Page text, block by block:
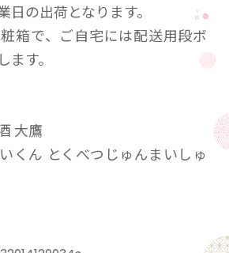
の出荷となります。
で、ご自宅には配送用段ボ
す。
大鷹
くん とくべつじゅんまいしゅ
米)、米こうじ(京都府産米) 精
コール分:15度 味の特徴:中口、